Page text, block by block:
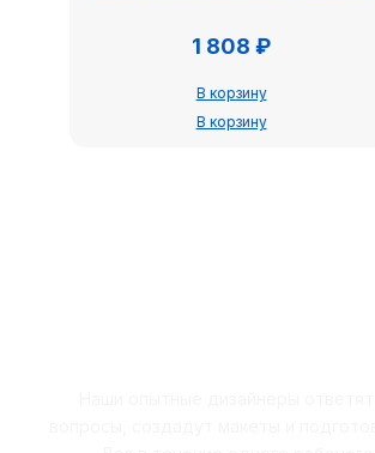
1 808 ₽
В корзину
В корзину